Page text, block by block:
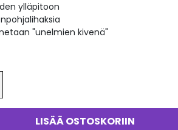
ylläpitoon
"unelmien kivenä"
LISÄÄ OSTOSKORIIN